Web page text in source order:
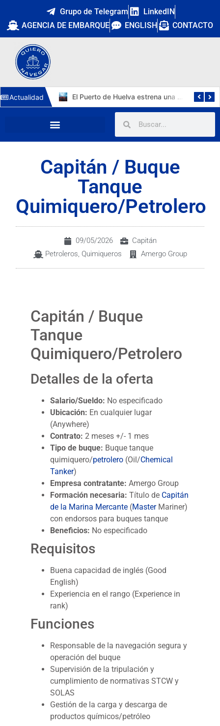
Grupo de Telegram
LinkedIN
AGENCIA DE EMBARQUE
ENGLISH CONTACTO
Actualidad
Cuatro nuevos capitanes marítimos: la DGMM refuerza la promoción interna y Málaga estrena primera capitana El Puerto de Huelva estrena una tercera vía de 1.211 metros y 15.112 m² para autopistas ferroviarias
Capitán / Buque
Tanque
Quimiquero/Petrolero
09/05/2026
Capitán
Petroleros, Quimiqueros Amergo Group
Capitán / Buque
Tanque
Quimiquero/Petrolero
Detalles de la oferta
Salario/Sueldo: No especificado
Ubicación: En cualquier lugar
(Anywhere)
Contrato: 2 meses +/- 1 mes
Tipo de buque: Buque tanque
quimiquero/petrolero (Oil/Chemical
Tanker)
Empresa contratante: Amergo Group
Formación necesaria: Título de Capitán
de la Marina Mercante (MasterMariner)
con endorsos para buques tanque
Beneficios: No especificado
Requisitos
Buena capacidad de inglés (Good
English)
Experiencia en el rango (Experience in
rank)
Funciones
Responsable de la navegación segura y
operación del buque
Supervisión de la tripulación y
cumplimiento de normativas STCW y
SOLAS
Gestión de la carga y descarga de
productos químicos/petróleo